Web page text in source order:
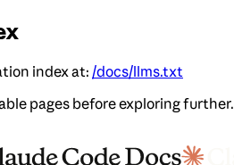
index at: /docs/llms.txt
pages before exploring further.